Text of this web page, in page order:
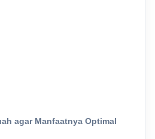
agar Manfaatnya Optimal